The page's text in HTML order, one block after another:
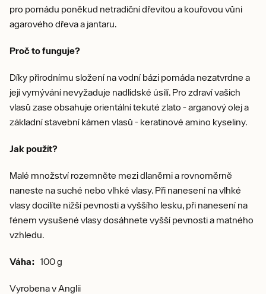
pro pomádu poněkud netradiční dřevitou a kouřovou vůni
agarového dřeva a jantaru.
Proč to funguje?
Díky přírodnímu složení na vodní bázi pomáda nezatvrdne a
její vymývání nevyžaduje nadlidské úsilí. Pro zdraví vašich
vlasů zase obsahuje orientální tekuté zlato - arganový olej a
základní stavební kámen vlasů - keratinové amino kyseliny.
Jak použít?
Malé množství rozemněte mezi dlaněmi a rovnoměrně
naneste na suché nebo vlhké vlasy. Při nanesení na vlhké
vlasy docílíte nižší pevnosti a vyššího lesku, při nanesení na
fénem vysušené vlasy dosáhnete vyšší pevnosti a matného
vzhledu.
Váha: 100 g
Vyrobena v Anglii